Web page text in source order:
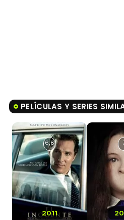
PELÍCULAS Y SERIES
2011
6,8